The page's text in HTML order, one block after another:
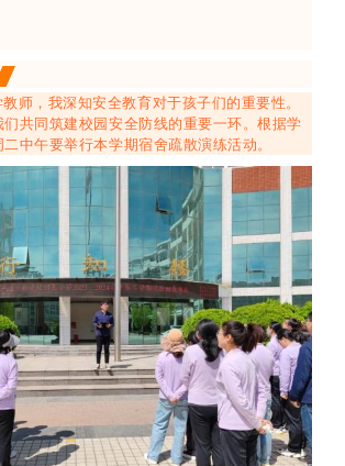
师，我深知安全教育对于孩子们的重要性。
共同筑建校园安全防线的重要一环。根据学
中午要举行本学期宿舍疏散演练活动。